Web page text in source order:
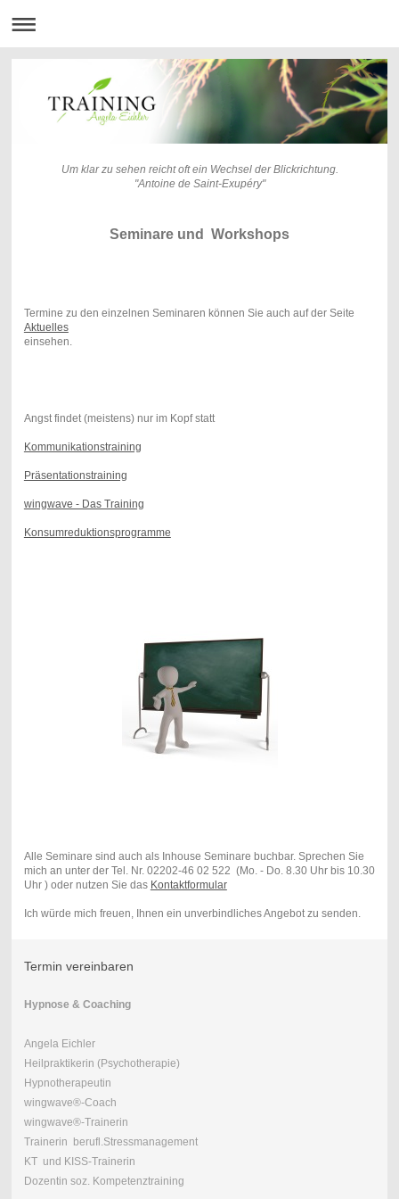
Um klar zu sehen reicht oft ein Wechsel der Blickrichtung.
"Antoine de Saint-Exupéry"
Seminare und Workshops
Termine zu den einzelnen Seminaren können Sie auch auf der Seite
Aktuelles
einsehen.
Angst findet (meistens) nur im Kopf statt
Kommunikationstraining
Präsentationstraining
wingwave - Das Training
Konsumreduktionsprogramme
Alle Seminare sind auch als Inhouse Seminare buchbar. Sprechen Sie
mich an unter der Tel. Nr. 02202-46 02 522 (Mo. - Do. 8.30 Uhr bis 10.30
Uhr ) oder nutzen Sie das Kontaktformular
Ich würde mich freuen, Ihnen ein unverbindliches Angebot zu senden.
Termin vereinbaren
Hypnose & Coaching
Angela Eichler
Heilpraktikerin (Psychotherapie)
Hypnotherapeutin
wingwave®-Coach
wingwave®-Trainerin
Trainerin berufl.Stressmanagement
KT und KISS-Trainerin
Dozentin soz. Kompetenztraining